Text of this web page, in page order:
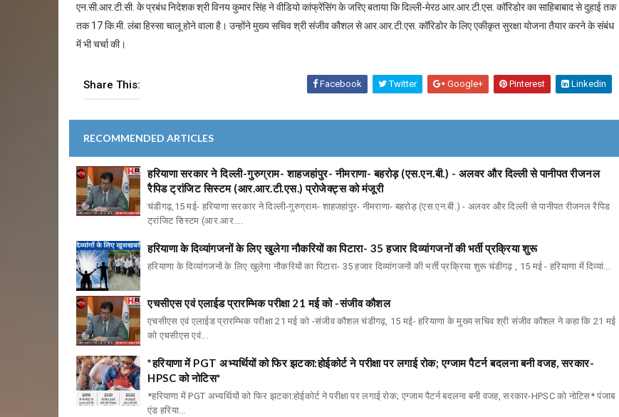
एन.सी.आर.टी.सी. के प्रबंध निदेशक श्री विनय कुमार सिंह ने वीडियो कांफ्रेंसिंग के जरिए बताया कि दिल्ली-मेरठ आर.आर.टी.एस. कॉरिडोर का साहिबाबाद से दुहाई तक
तक 17 कि.मी. लंबा हिस्सा चालू होने वाला है। उन्होंने मुख्य सचिव श्री संजीव कौशल से आर.आर.टी.एस. कॉरिडोर के लिए एकीकृत सुरक्षा योजना तैयार करने के संबंध
में भी चर्चा की।
Share This: Facebook Twitter Google+ Pinterest Linkedin
RECOMMENDED ARTICLES
हरियाणा सरकार ने दिल्ली-गुरुग्राम- शाहजहांपुर- नीमराणा- बहरोड़ (एस.एन.बी.) - अलवर और दिल्ली से पानीपत रीजनल
रैपिड ट्रांजिट सिस्टम (आर.आर.टी.एस.) प्रोजेक्ट्स को मंजूरी
चंडीगढ़,15 मई- हरियाणा सरकार ने दिल्ली-गुरुग्राम- शाहजहांपुर- नीमराणा- बहरोड़ (एस.एन.बी.) - अलवर और दिल्ली से पानीपत रीजनल रैपिड
ट्रांजिट सिस्टम (आर.आर....
हरियाणा के दिव्यांगजनों के लिए खुलेगा नौकरियों का पिटारा- 35 हजार दिव्यांगजनों की भर्ती प्रक्रिया शुरू
हरियाणा के दिव्यांगजनों के लिए खुलेगा नौकरियों का पिटारा- 35 हजार दिव्यांगजनों की भर्ती प्रक्रिया शुरू चंडीगढ़ , 15 मई - हरियाणा में दिव्यां...
एचसीएस एवं एलाईड प्रारम्भिक परीक्षा 21 मई को -संजीव कौशल
एचसीएस एवं एलाईड प्रारम्भिक परीक्षा 21 मई को -संजीव कौशल चंडीगढ़, 15 मई- हरियाणा के मुख्य सचिव श्री संजीव कौशल ने कहा कि 21 मई
को एचसीएस एवं...
*हरियाणा में PGT अभ्यर्थियों को फिर झटका:होईकोर्ट ने परीक्षा पर लगाई रोक; एग्जाम पैटर्न बदलना बनी वजह, सरकार-
HPSC को नोटिस*
*हरियाणा में PGT अभ्यर्थियों को फिर झटका:होईकोर्ट ने परीक्षा पर लगाई रोक; एग्जाम पैटर्न बदलना बनी वजह, सरकार-HPSC को नोटिस* पंजाब
एंड हरिया...